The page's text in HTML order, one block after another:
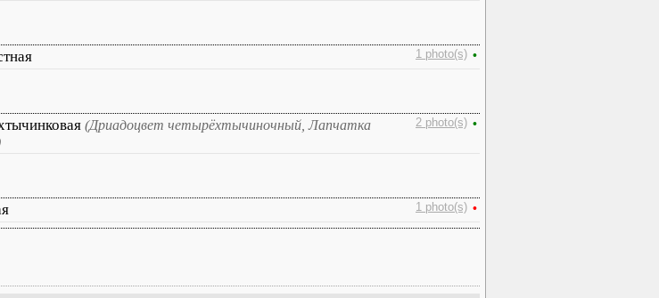
1 photo(s) •
(Дриадоцвет четырёхтычиночный, Лапчатка
2 photo(s) •
1 photo(s) •